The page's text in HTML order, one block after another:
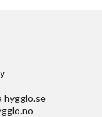
hygglo.se